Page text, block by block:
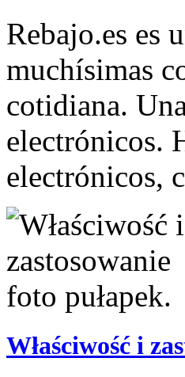
Rebajo.es es
muchísimas
cotidiana.
electrónicos.
electrónicos,
Właściwość i